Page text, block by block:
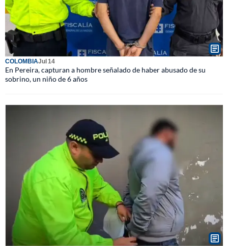
COLOMBIAJul 14
En Pereira, capturan a hombre señalado de haber abusado de su
sobrino, un niño de 6 años